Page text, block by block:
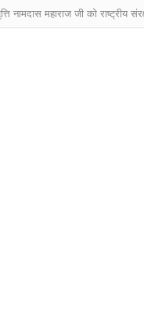
नामदास महाराज जी को राष्ट्रीय